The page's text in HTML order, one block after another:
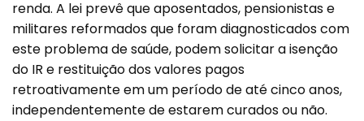
renda. A lei prevê que aposentados, pensionistas e
militares reformados que foram diagnosticados com
este problema de saúde, podem solicitar a isenção
do IR e restituição dos valores pagos
retroativamente em um período de até cinco anos,
independentemente de estarem curados ou não.